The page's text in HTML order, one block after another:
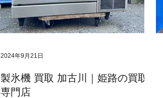
製氷機 買取 加古川｜姫路の買取
専門店
2024年9月21日